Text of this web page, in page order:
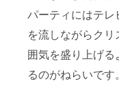
パーティにはテレ
を流しながらクリ
囲気を盛り上げる
るのがねらいです。